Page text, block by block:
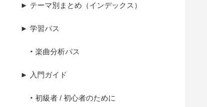
► テーマ別まとめ（インデックス）
► 学習パス
‣ 楽曲分析パス
► 入門ガイド
‣ 初級者 / 初心者のために